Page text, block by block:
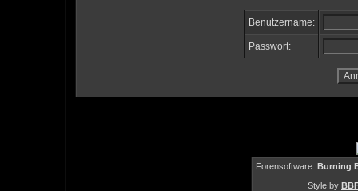
Benutzername:
Passwort:
Forensoftware: Burning
Style by